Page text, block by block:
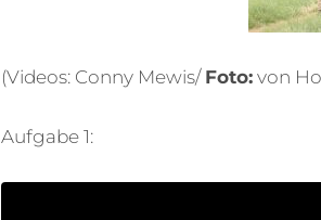
(Videos: Conny Mewis/ Foto: von
Aufgabe 1: